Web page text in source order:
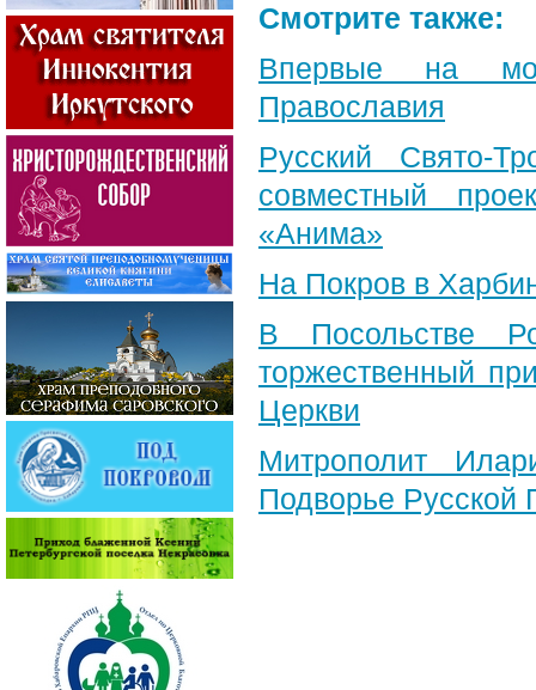
Смотрите также:
Впервые на
Православия
Русский Свято-
совместный
«Анима»
На Покров в
В Посольстве
торжественный
Церкви
Митрополит
Подворье Русской